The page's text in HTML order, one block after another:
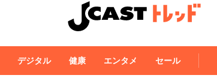
デジタル 健康 エンタメ セール